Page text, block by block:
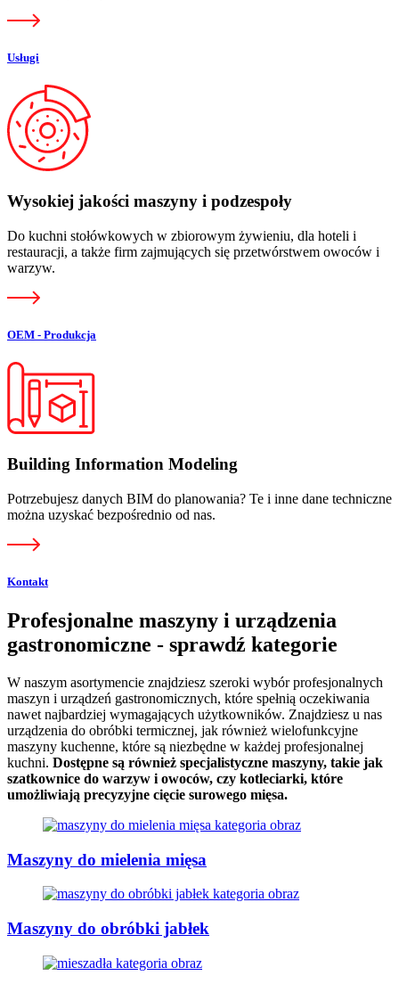
Usługi
Wysokiej jakości maszyny i podzespoły
Do kuchni stołówkowych w zbiorowym żywieniu, dla hoteli i
restauracji, a także firm zajmujących się przetwórstwem owoców i
warzyw.
OEM - Produkcja
Building Information Modeling
Potrzebujesz danych BIM do planowania? Te i inne dane techniczne
można uzyskać bezpośrednio od nas.
Kontakt
Profesjonalne maszyny i urządzenia
gastronomiczne - sprawdź kategorie
W naszym asortymencie znajdziesz szeroki wybór profesjonalnych
maszyn i urządzeń gastronomicznych, które spełnią oczekiwania
nawet najbardziej wymagających użytkowników. Znajdziesz u nas
urządzenia do obróbki termicznej, jak również wielofunkcyjne
maszyny kuchenne, które są niezbędne w każdej profesjonalnej
kuchni. Dostępne są również specjalistyczne maszyny, takie jak
szatkownice do warzyw i owoców, czy kotleciarki, które
umożliwiają precyzyjne cięcie surowego mięsa.
Maszyny do mielenia mięsa
Maszyny do obróbki jabłek